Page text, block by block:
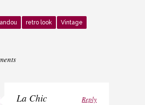
retro look Vintage
La Chic
Reply